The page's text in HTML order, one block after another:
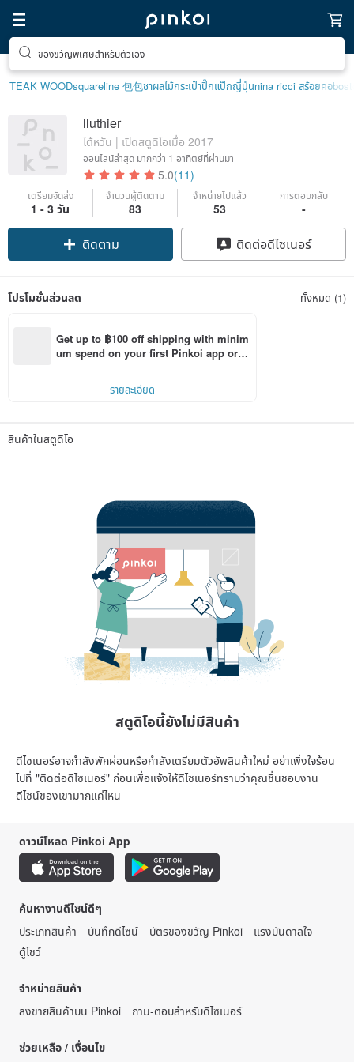
ของขวัญพิเศษสำหรับตัวเอง
TEAK WOODsquareline 包包ชาผลไม้กระเป๋าปิ๊กแป๊กญี่ปุ่นnina ricci สร้อยคอ
lluthier
ไต้หวัน | เปิดสตูดิโอเมื่อ 2017
ออนไลน์ล่าสุด มากกว่า 1 อาทิตย์ที่ผ่านมา
5.0(11)
เตรียมจัดส่ง
1 - 3 วัน
จำนวนผู้ติดตาม
83
จำหน่ายไปแล้ว
53
การตอบกลับ
-
ติดตาม ติดต่อดีไซเนอร์
โปรโมชั่นส่วนลด ทั้งหมด (1)
Get up to ฿100 off shipping with minim
um spend on your first Pinkoi app orde
รายละเอียด
สินค้าในสตูดิโอ
สตูดิโอนี้ยังไม่มีสินค้า
ดีไซเนอร์อาจกำลังพักผ่อนหรือกำลังเตรียมตัวอัพสินค้าใหม่ อย่าเพิ่งใจร้อน
ไปที่ "ติดต่อดีไซเนอร์" ก่อนเพื่อแจ้งให้ดีไซเนอร์ทราบว่าคุณชื่นชอบงาน
ดีไซน์ของเขามากแค่ไหน
ดาวน์โหลด Pinkoi App
ค้นหางานดีไซน์ดีๆ
ประเภทสินค้า
บันทึกดีไซน์ บัตรของขวัญ Pinkoi
แรงบันดาลใจ
ตู้โชว์
จำหน่ายสินค้า
ลงขายสินค้าบน Pinkoi
ถาม-ตอบสำหรับดีไซเนอร์
ช่วยเหลือ / เงื่อนไข